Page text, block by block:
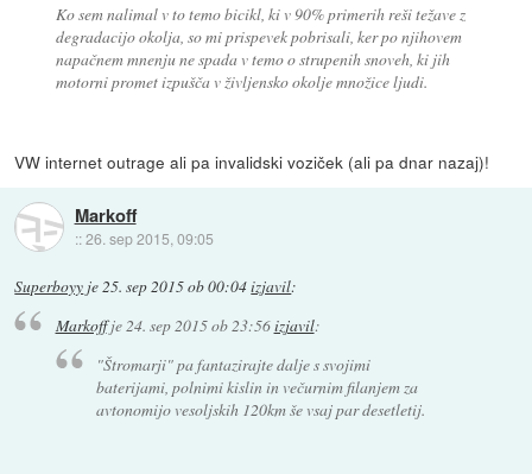
Ko sem nalimal v to temo bicikl, ki v 90% primerih reši težave z
degradacijo okolja, so mi prispevek pobrisali, ker po njihovem
napačnem mnenju ne spada v temo o strupenih snoveh, ki jih
motorni promet izpušča v življensko okolje množice ljudi.
VW internet outrage ali pa invalidski voziček (ali pa dnar nazaj)!
Markoff
::26. sep 2015, 09:05
Superboyy je25. sep 2015 ob 00:04izjavil:
Markoffje24. sep 2015 ob 23:56izjavil:
"Štromarji" pa fantazirajte dalje s svojimi
baterijami, polnimi kislin in večurnim filanjem za
avtonomijo vesoljskih 120km še vsaj par desetletij.